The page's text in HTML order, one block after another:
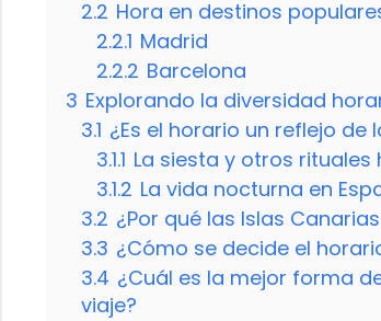
2.2 Hora en destinos
2.2.1 Madrid
2.2.2 Barcelona
3 Explorando la diversidad
3.1 ¿Es el horario un reflejo
3.1.1 La siesta y otros rituales
3.1.2 La vida nocturna en
3.2 ¿Por qué las Islas
3.3 ¿Cómo se decide el
3.4 ¿Cuál es la mejor forma
viaje?